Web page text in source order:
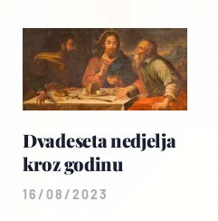
Dvadeseta nedjelja
kroz godinu
16/08/2023